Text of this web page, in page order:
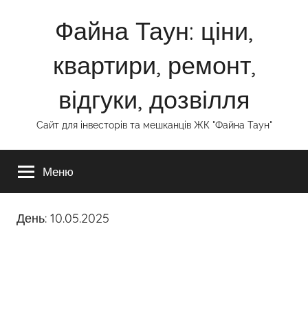
Файна Таун: ціни,
квартири, ремонт,
відгуки, дозвілля
Сайт для інвесторів та мешканців ЖК "Файна Таун"
Меню
День: 10.05.2025